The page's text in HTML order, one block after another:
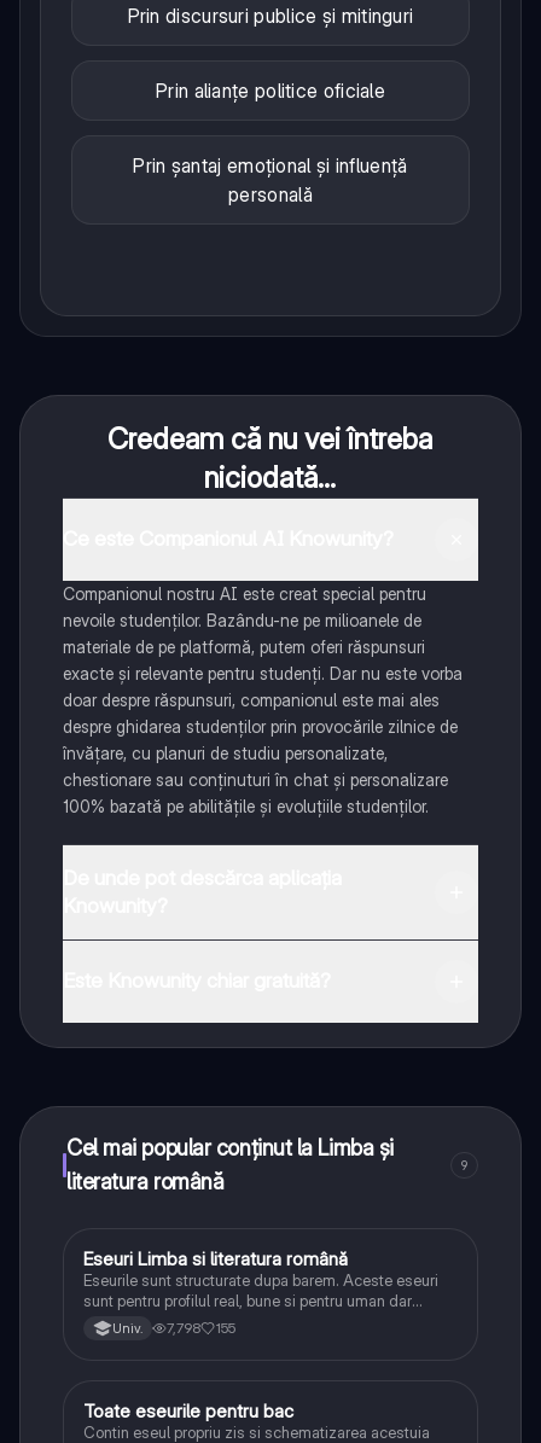
Prin discursuri publice și mitinguri
Prin alianțe politice oficiale
Prin șantaj emoțional și influență
personală
Credeam că nu vei întreba
niciodată...
Companionul nostru AI este creat special pentru
nevoile studenților. Bazându-ne pe milioanele de
materiale de pe platformă, putem oferi răspunsuri
exacte și relevante pentru studenți. Dar nu este vorba
doar despre răspunsuri, companionul este mai ales
despre ghidarea studenților prin provocările zilnice de
învățare, cu planuri de studiu personalizate,
chestionare sau conținuturi în chat și personalizare
100% bazată pe abilitățile și evoluțiile studenților.
Cel mai popular conținut la Limba și
literatura română
9
Limba și literatura română
Eseuri Limba si literatura română
Eseurile sunt structurate dupa barem. Aceste eseuri
sunt pentru profilul real, bune si pentru uman dar
lipsesc relatiile dintre personaje si caracrerizarile.
Univ. 7,798 155
Limba și literatura română
Toate eseurile pentru bac
Contin eseul propriu zis si schematizarea acestuia